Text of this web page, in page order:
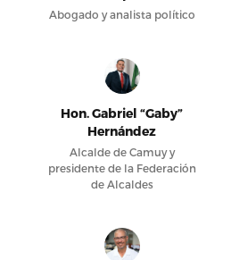
Abogado y analista político
Hon. Gabriel “Gaby”
Hernández
Alcalde de Camuy y
presidente de la Federación
de Alcaldes